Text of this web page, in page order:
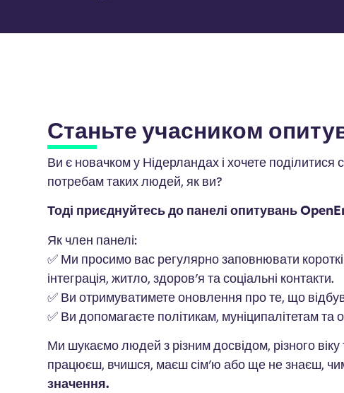
Станьте учасником
Ви є новачком у Нідерландах і хочете
потребам таких людей, як ви?
Тоді приєднуйтесь до панелі опитувань
Як член панелі:
✅ Ми просимо вас регулярно заповнювати
інтеграція, житло, здоров'я та соціальні контакти.
✅ Ви отримуватимете оновлення про те, що
✅ Ви допомагаєте політикам, муніципалітетам та
Ми шукаємо людей з різним досвідом, різного
працюєш, вчишся, маєш сім'ю або ще не знаєш,
значення.